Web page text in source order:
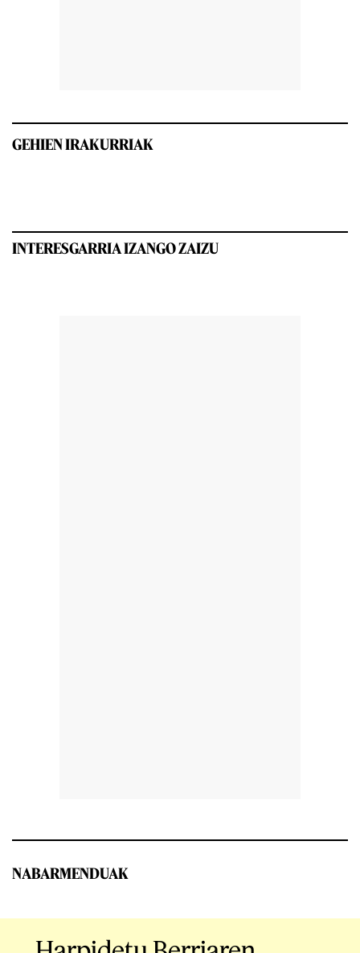
GEHIEN IRAKURRIAK
INTERESGARRIA IZANGO ZAIZU
NABARMENDUAK